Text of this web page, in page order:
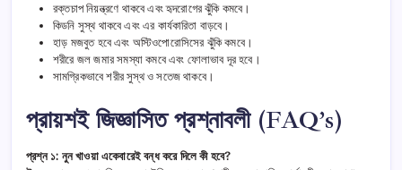
রক্তচাপ নিয়ন্ত্রণে থাকবে এবং হৃদরোগের ঝুঁকি কমবে।
কিডনি সুস্থ থাকবে এবং এর কার্যকারিতা বাড়বে।
হাড় মজবুত হবে এবং অস্টিওপোরোসিসের ঝুঁকি কমবে।
শরীরে জল জমার সমস্যা কমবে এবং ফোলাভাব দূর হবে।
সামগ্রিকভাবে শরীর সুস্থ ও সতেজ থাকবে।
প্রায়শই জিজ্ঞাসিত প্রশ্নাবলী (FAQ’s)
প্রশ্ন ১: নুন খাওয়া একেবারেই বন্ধ করে দিলে কী হবে?